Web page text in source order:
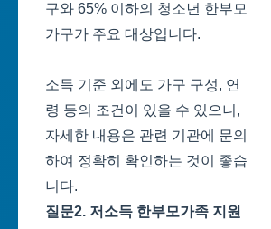
구와 65% 이하의 청소년 한부모
가구가 주요 대상입니다.
소득 기준 외에도 가구 구성, 연
령 등의 조건이 있을 수 있으니,
자세한 내용은 관련 기관에 문의
하여 정확히 확인하는 것이 좋습
니다.
질문2. 저소득 한부모가족 지원